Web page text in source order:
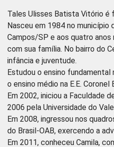
Tales Ulisses Batista Vitório é
Nasceu em 1984 no município
Campos/SP e aos quatro anos
com sua família. No bairro do
infância e juventude.
Estudou o ensino fundamental
o ensino médio na E.E.
Em 2002, iniciou a Faculdade
2006 pela Universidade do
Em 2008, ingressou nos
do Brasil-OAB, exercendo a
Em 2011, conheceu Camila,